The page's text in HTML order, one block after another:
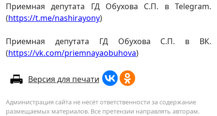
Приемная депутата ГД Обухова С.П. в Telegram.
(https://t.me/nashirayony)
Приемная депутата ГД Обухова С.П. в ВК.
(https://vk.com/priemnayaobuhova)
Версия для печати
Администрация сайта не несёт ответственности за содержание
размещаемых материалов. Все претензии направлять авторам.